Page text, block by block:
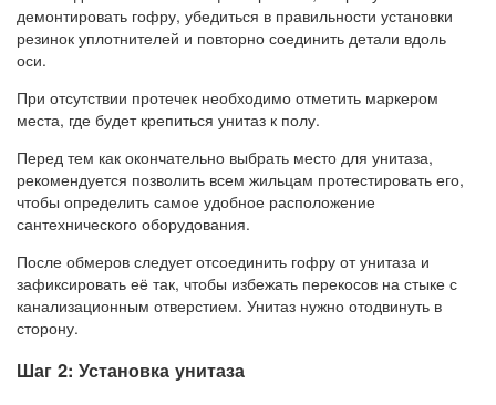
демонтировать гофру, убедиться в правильности установки
резинок уплотнителей и повторно соединить детали вдоль
оси.
При отсутствии протечек необходимо отметить маркером
места, где будет крепиться унитаз к полу.
Перед тем как окончательно выбрать место для унитаза,
рекомендуется позволить всем жильцам протестировать его,
чтобы определить самое удобное расположение
сантехнического оборудования.
После обмеров следует отсоединить гофру от унитаза и
зафиксировать её так, чтобы избежать перекосов на стыке с
канализационным отверстием. Унитаз нужно отодвинуть в
сторону.
Шаг 2: Установка унитаза